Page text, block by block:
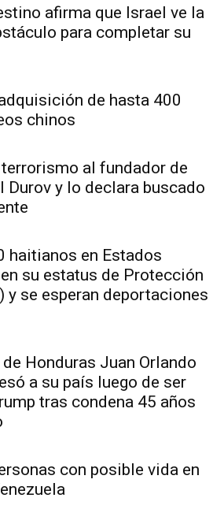
afirma que Israel ve la
para completar su
de hasta 400
chinos
terrorismo al fundador de
Durov y lo declara buscado
haitianos en Estados
su estatus de Protección
y se esperan deportaciones
Honduras Juan Orlando
a su país luego de ser
tras condena 45 años
con posible vida en